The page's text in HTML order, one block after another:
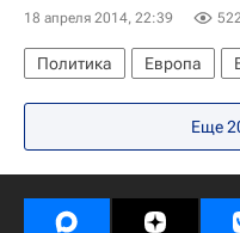
18 апреля 2014, 22:39
Политика Европа
Владимир Путин
Еще